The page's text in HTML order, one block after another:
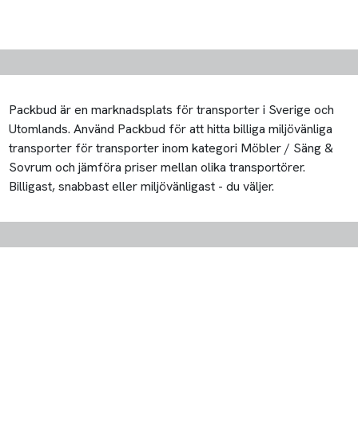
Packbud är en marknadsplats för transporter i Sverige och
Utomlands. Använd Packbud för att hitta billiga miljövänliga
transporter för transporter inom kategori Möbler / Säng &
Sovrum och jämföra priser mellan olika transportörer.
Billigast, snabbast eller miljövänligast - du väljer.